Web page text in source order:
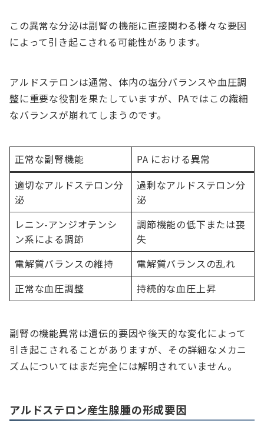
この異常な分泌は副腎の機能に直接関わる様々な要因
によって引き起こされる可能性があります。
アルドステロンは通常、体内の塩分バランスや血圧調
整に重要な役割を果たしていますが、PAではこの繊細
なバランスが崩れてしまうのです。
正常な副腎機能
PA における異常
適切なアルドステロン分
泌
過剰なアルドステロン分
泌
レニン-アンジオテンシ
ン系による調節
調節機能の低下または喪
失
電解質バランスの維持
電解質バランスの乱れ
正常な血圧調整
持続的な血圧上昇
副腎の機能異常は遺伝的要因や後天的な変化によって
引き起こされることがありますが、その詳細なメカニ
ズムについてはまだ完全には解明されていません。
アルドステロン産生腺腫の形成要因